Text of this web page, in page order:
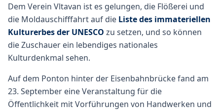
Dem Verein Vltavan ist es gelungen, die Flößerei und
die Moldauschifffahrt auf die Liste des immateriellen
Kulturerbes der UNESCO zu setzen, und so können
die Zuschauer ein lebendiges nationales
Kulturdenkmal sehen.
Auf dem Ponton hinter der Eisenbahnbrücke fand am
23. September eine Veranstaltung für die
Öffentlichkeit mit Vorführungen von Handwerken und